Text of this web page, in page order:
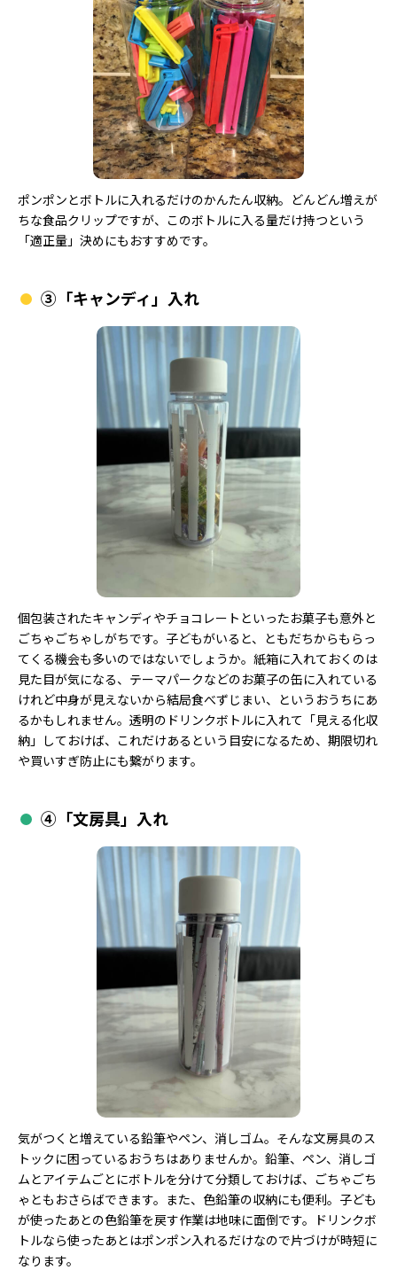
ポンポンとボトルに入れるだけのかんたん収納。どんどん増えが
ちな食品クリップですが、このボトルに入る量だけ持つという
「適正量」決めにもおすすめです。
③「キャンディ」入れ
個包装されたキャンディやチョコレートといったお菓子も意外と
ごちゃごちゃしがちです。子どもがいると、ともだちからもらっ
てくる機会も多いのではないでしょうか。紙箱に入れておくのは
見た目が気になる、テーマパークなどのお菓子の缶に入れている
けれど中身が見えないから結局食べずじまい、というおうちにあ
るかもしれません。透明のドリンクボトルに入れて「見える化収
納」しておけば、これだけあるという目安になるため、期限切れ
や買いすぎ防止にも繋がります。
④「文房具」入れ
気がつくと増えている鉛筆やペン、消しゴム。そんな文房具のス
トックに困っているおうちはありませんか。鉛筆、ペン、消しゴ
ムとアイテムごとにボトルを分けて分類しておけば、ごちゃごち
ゃともおさらばできます。また、色鉛筆の収納にも便利。子ども
が使ったあとの色鉛筆を戻す作業は地味に面倒です。ドリンクボ
トルなら使ったあとはポンポン入れるだけなので片づけが時短に
なります。